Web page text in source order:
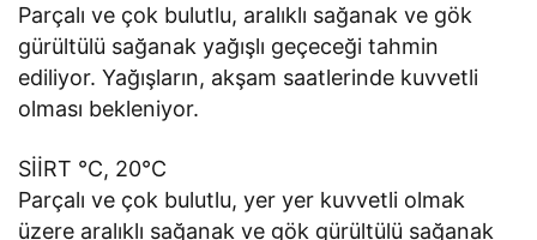
Parçalı ve çok bulutlu, aralıklı sağanak ve gök
gürültülü sağanak yağışlı geçeceği tahmin
ediliyor. Yağışların, akşam saatlerinde kuvvetli
olması bekleniyor.
SİİRT °C, 20°C
Parçalı ve çok bulutlu, yer yer kuvvetli olmak
üzere aralıklı sağanak ve gök gürültülü sağanak